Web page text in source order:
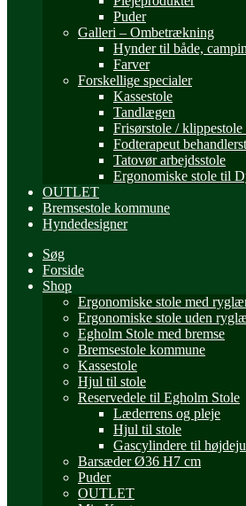
Puder
Galleri – Ombetrækning
Hynder til både,
Farver
Forskellige specialer
Kassestole
Tandlægen
Frisørstole /
Fodterapeut
Tatovør arbejdsstole
Ergonomiske stole til
OUTLET
Bremsestole kommune
Hyndedesigner
Søg
Forside
Shop
Ergonomiske stole med
Ergonomiske stole uden
Egholm Stole med bremse
Bremsestole kommune
Kassestole
Hjul til stole
Reservedele til Egholm Stole
Læderrens og pleje
Hjul til stole
Gascylindere til
Barsæder Ø36 H7 cm
Puder
OUTLET